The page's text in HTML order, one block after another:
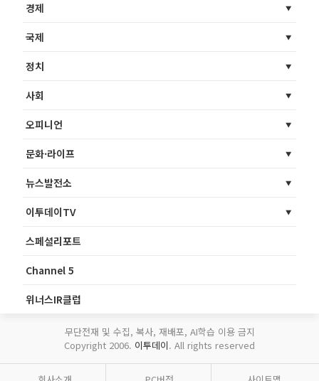
경제
국제
정치
사회
오피니언
문화·라이프
뉴스발전소
이투데이TV
스페셜리포트
Channel 5
위너스IR클럽
무단전재 및 수집, 복사, 재배포, AI학습 이용 금지
Copyright 2006. 이투데이. All rights reserved